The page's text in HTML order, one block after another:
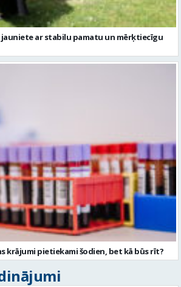
jauniete ar stabilu pamatu un mērķtiecīgu
krājumi pietiekami šodien, bet kā būs rīt?